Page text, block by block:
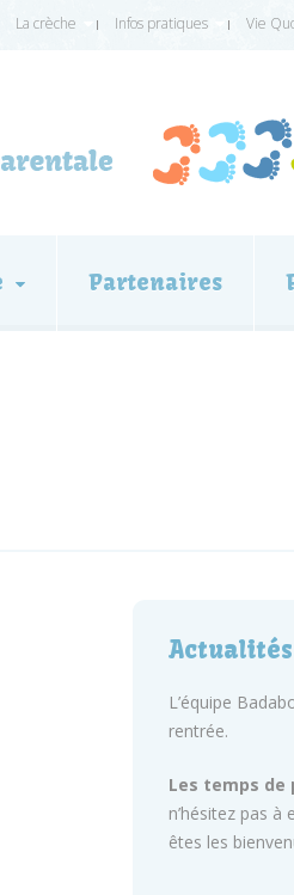
La crèche Infos pratiques Vie
Partenaires
L’équipe
rentrée.
Les temps de
n’hésitez pas à
êtes les